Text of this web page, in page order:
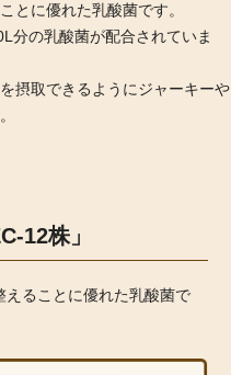
とに優れた乳酸菌です。
分の乳酸菌が配合されていま
摂取できるようにジャーキーや
12株」
ることに優れた乳酸菌で